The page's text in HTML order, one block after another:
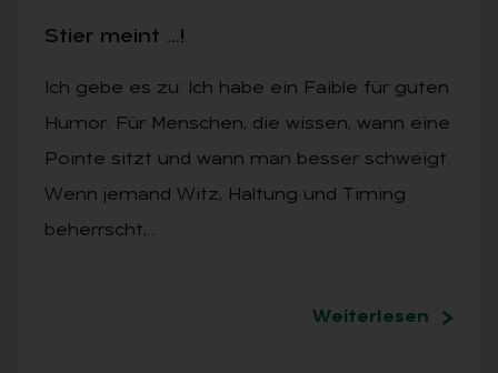
Stier meint …!
Ich gebe es zu: Ich habe ein Faible für guten
Humor. Für Menschen, die wissen, wann eine
Pointe sitzt und wann man besser schweigt.
Wenn jemand Witz, Haltung und Timing
beherrscht,…
Weiterlesen